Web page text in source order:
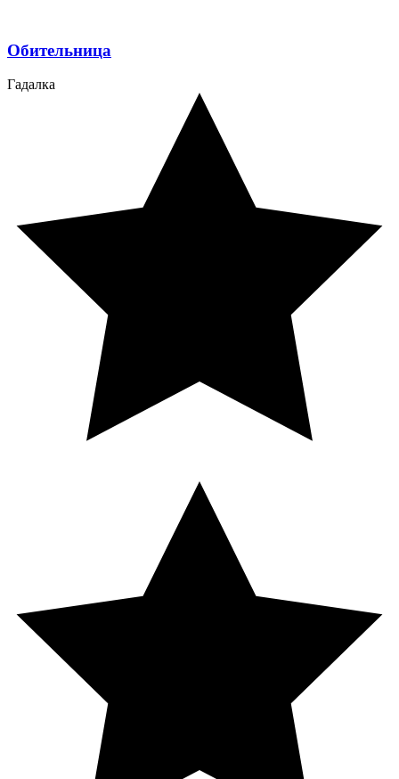
Обительница
Гадалка